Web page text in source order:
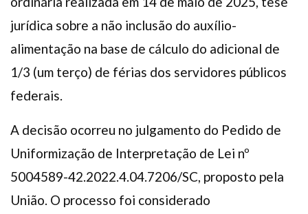
jurídica sobre a não inclusão do auxílio-
alimentação na base de cálculo do adicional de
1/3 (um terço) de férias dos servidores públicos
federais.
A decisão ocorreu no julgamento do Pedido de
Uniformização de Interpretação de Lei nº
5004589-42.2022.4.04.7206/SC, proposto pela
União. O processo foi considerado